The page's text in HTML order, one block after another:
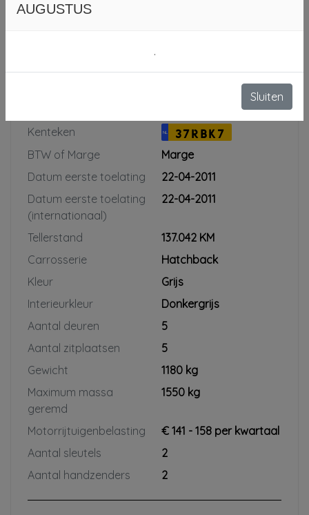
Kenteken NL
37RBK7
BTW of Marge
Marge
Datum eerste toelating
22-04-2011
Datum eerste toelating
(internationaal)
22-04-2011
Tellerstand
137.042 KM
Carrosserie
Hatchback
Kleur
Grijs
Interieurkleur
Donkergrijs
Aantal deuren
5
Aantal zitplaatsen
5
Gewicht
1180 kg
Maximum massa
geremd
1550 kg
Motorrijtuigenbelasting
€ 141 - 158 per kwartaal
Aantal sleutels
2
Aantal handzenders
2
AUGUSTUS
.
Sluiten